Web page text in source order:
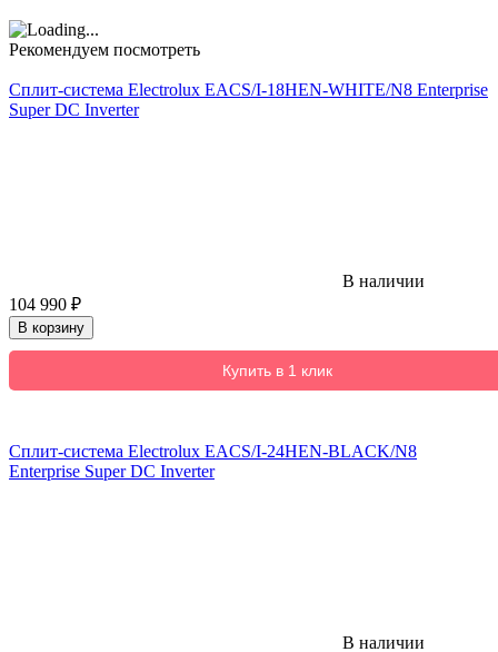
Рекомендуем посмотреть
Сплит-система Electrolux EACS/I-18HEN-WHITE/N8 Enterprise
Super DC Inverter
В наличии
104 990 ₽
В корзину
Купить в 1 клик
Сплит-система Electrolux EACS/I-24HEN-BLACK/N8
Enterprise Super DC Inverter
В наличии